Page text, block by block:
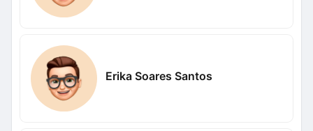
Erika Soares Santos